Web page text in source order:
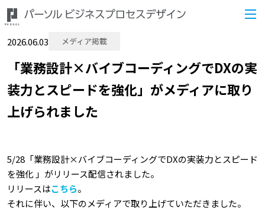
2026.06.03 メディア掲載
「業務設計×バイブコーディングでDXの実
装力とスピードを強化」がメディアに取り
上げられました
5/28「業務設計×バイブコーディングでDXの実装力とスピード
を強化 」がリリース配信されました。
リリースはこちら。
それに伴い、以下のメディアで取り上げていただきました。